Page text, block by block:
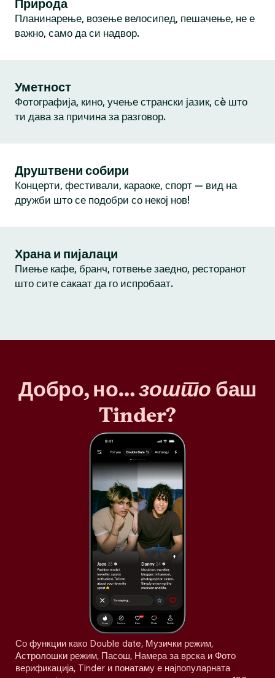
Природа
Планинарење, возење велосипед, пешачење, не е
важно, само да си надвор.
Уметност
Фотографија, кино, учење странски јазик, сè што
ти дава за причина за разговор.
Друштвени собири
Концерти, фестивали, караоке, спорт — вид на
дружби што се подобри со некој нов!
Храна и пијалаци
Пиење кафе, бранч, готвење заедно, ресторанот
што сите сакаат да го испробаат.
Добро, но…зошто баш
Tinder?
Со функции како Double date, Музички режим,
Астролошки режим, Пасош, Намера за врска и Фото
верификација, Tinder и понатаму е најпопуларната